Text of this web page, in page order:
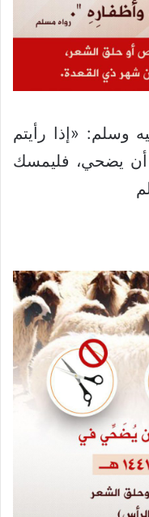
وسلم: «إذا رأيتم
أن يضحي، فليمسك